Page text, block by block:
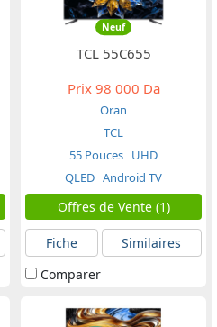
Neuf
TCL 55C655
Prix98 000 Da
Oran
TCL
55 Pouces UHD
QLED Android TV
Offres de Vente (1)
Fiche
Similaires
Comparer